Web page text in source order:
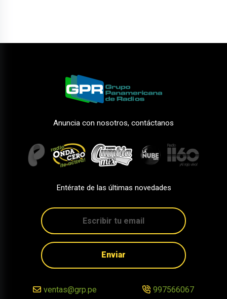
Anuncia con nosotros, contáctanos
Entérate de las últimas novedades
Enviar
ventas@grp.pe 997566067